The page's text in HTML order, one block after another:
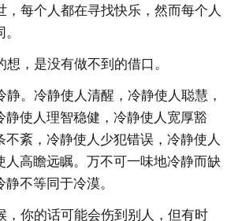
，每个人都在寻找快乐，然而每个人
想，是没有做不到的借口。
静。冷静使人清醒，冷静使人聪慧，
静使人理智稳健，冷静使人宽厚豁
不紊，冷静使人少犯错误，冷静使人
人高瞻远瞩。万不可一味地冷静而缺
不等同于冷漠。
，你的话可能会伤到别人，但有时